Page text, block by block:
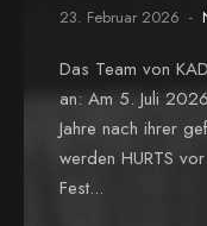
23. Februar 2026
Das Team von
an: Am 5. Juli
Jahre nach ihrer
werden HURTS
Fest...